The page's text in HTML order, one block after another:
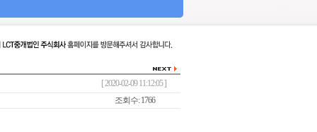
[ 2020-02-09 11:12:05 ]
조회수: 1766